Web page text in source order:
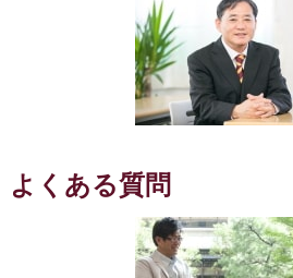
よくある質問